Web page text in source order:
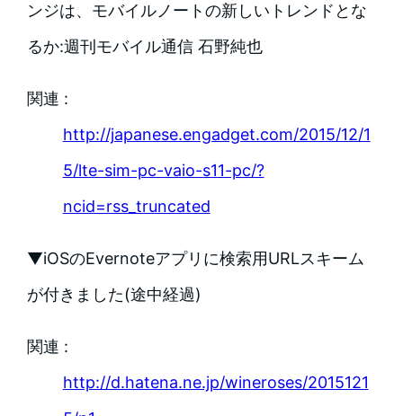
ンジは、モバイルノートの新しいトレンドとな
るか:週刊モバイル通信 石野純也
関連 :
http://japanese.engadget.com/2015/12/1
5/lte-sim-pc-vaio-s11-pc/?
ncid=rss_truncated
▼iOSのEvernoteアプリに検索用URLスキーム
が付きました(途中経過)
関連 :
http://d.hatena.ne.jp/wineroses/2015121